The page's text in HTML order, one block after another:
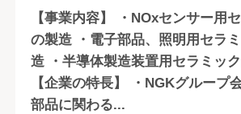
【事業内容】 ・NOxセンサー用
の製造 ・電子部品、照明用セラ
造 ・半導体製造装置用セラミッ
【企業の特長】 ・NGKグループ
部品に関わる...